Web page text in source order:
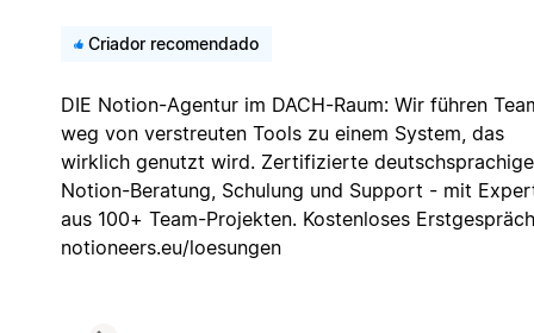
Criador recomendado
DIE Notion-Agentur im DACH-Raum: Wir führen
weg von verstreuten Tools zu einem System, das
wirklich genutzt wird. Zertifizierte deutschsprachige
Notion-Beratung, Schulung und Support - mit
aus 100+ Team-Projekten. Kostenloses
notioneers.eu/loesungen